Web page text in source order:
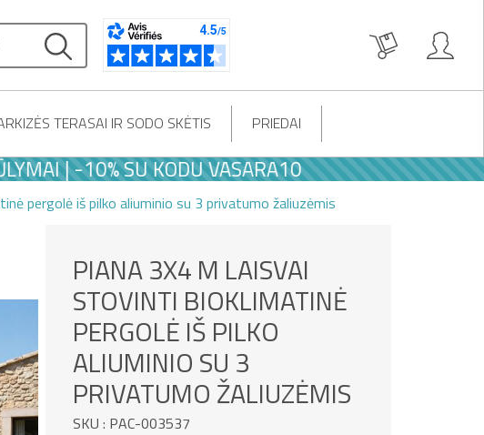
TERASAI IR SODO SKĖTIS PRIEDAI
-10% SU KODU VASARA10
pergolė iš pilko aliuminio su 3 privatumo žaliuzėmis
PIANA 3X4 M LAISVAI
STOVINTI BIOKLIMATINĖ
PERGOLĖ IŠ PILKO
ALIUMINIO SU 3
PRIVATUMO ŽALIUZĖMIS
SKU : PAC-003537